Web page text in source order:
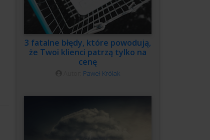
3 fatalne błędy, które powodują,
że Twoi klienci patrzą tylko na
cenę
Paweł Królak